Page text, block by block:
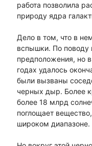
работа позволила
природу ядра
Дело в том, что в
вспышки. По поводу
предположения, но
годах удалось
были вызваны
черных дыр. Более
более 18 млрд
поглощает
широком диапазоне.